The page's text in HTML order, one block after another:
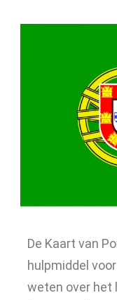
De Kaart van
hulpmiddel
weten over het